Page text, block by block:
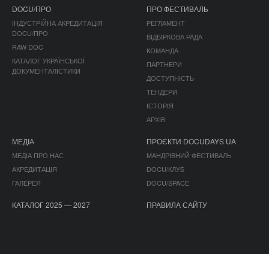
DOCU/ПРО
ІНДУСТРІЙНА АКРЕДИТАЦІЯ
DOCU/ПРО
RAW DOC
КАТАЛОГ УКРАЇНСЬКОЇ
ДОКУМЕНТАЛІСТИКИ
ПРО ФЕСТИВАЛЬ
РЕГЛАМЕНТ
ВІДБІРКОВА РАДА
КОМАНДА
ПАРТНЕРИ
ДОСТУПНІСТЬ
ТЕНДЕРИ
ІСТОРІЯ
АРХІВ
МЕДІА
МЕДІА ПРО НАС
АКРЕДИТАЦІЯ
ГАЛЕРЕЯ
ПРОЄКТИ DOCUDAYS UA
МАНДРІВНИЙ ФЕСТИВАЛЬ
DOCU/КЛУБ
DOCU/SPACE
КАТАЛОГ 2025 — 2027 ПРАВИЛА САЙТУ